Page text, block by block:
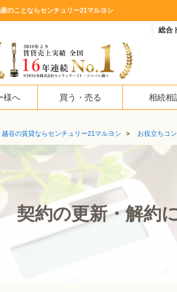
のことならセンチュリー21マルヨシ
総合
様へ 買う・売る 相続相
越谷の賃貸ならセンチュリー21マルヨシ > お役立ちコ
契約の更新・解約